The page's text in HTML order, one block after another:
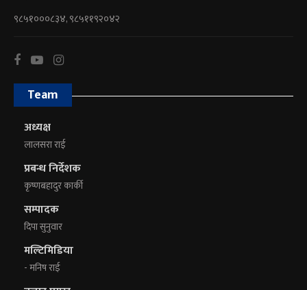
९८५१०००८३४, ९८५११९२०४२
Team
अध्यक्ष
लालसरा राई
प्रबन्ध निर्देशक
कृष्णबहादुर कार्की
सम्पादक
दिपा सुनुवार
मल्टिमिडिया
- मनिष राई